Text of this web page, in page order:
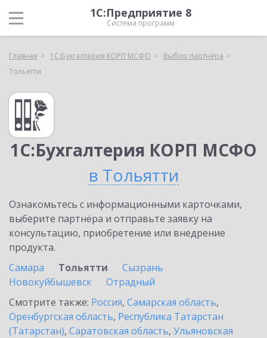
1С:Предприятие 8
Система программ
Главная 1С:Бухгалтерия КОРП МСФО
Выбор партнёра
Тольятти
1С:Бухгалтерия КОРП МСФО
в Тольятти
Ознакомьтесь с информационными карточками,
выберите партнёра и отправьте заявку на
консультацию, приобретение или внедрение
продукта.
Самара
Тольятти
Сызрань
Новокуйбышевск
Отрадный
Смотрите также: Россия, Самарская область,
Оренбургская область, Республика Татарстан
(Татарстан), Саратовская область, Ульяновская